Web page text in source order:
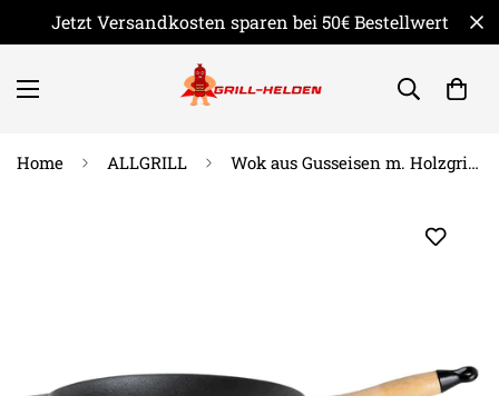
Jetzt Versandkosten sparen bei 50€ Bestellwert
Home ALLGRILL Wok aus Gusseisen m. Holzgriff Ø 30 cm